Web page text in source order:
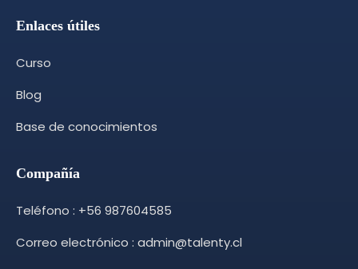
Enlaces útiles
Curso
Blog
Base de conocimientos
Compañía
Teléfono : +56 987604585
Correo electrónico : admin@talenty.cl